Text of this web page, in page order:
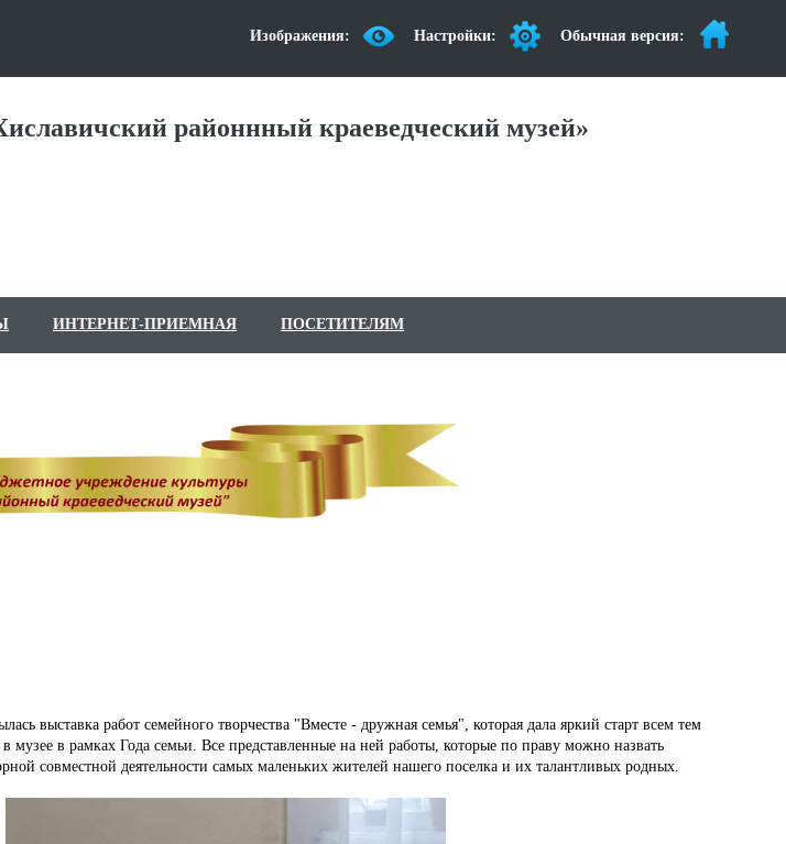
Изображения: Настройки: Обычная версия:
районнный краеведческий музей»
ИНТЕРНЕТ-ПРИЕМНАЯ ПОСЕТИТЕЛЯМ
выставка работ семейного творчества "Вместе - дружная семья", которая дала яркий старт всем тем
музее в рамках Года семьи. Все представленные на ней работы, которые по праву можно назвать
совместной деятельности самых маленьких жителей нашего поселка и их талантливых родных.